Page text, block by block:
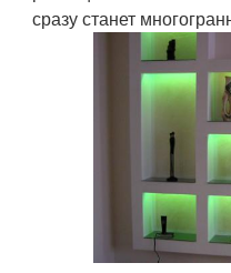
сразу станет